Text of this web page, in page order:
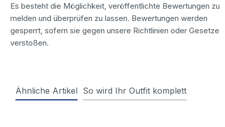
Es besteht die Möglichkeit, veröffentlichte Bewertungen zu
melden und überprüfen zu lassen. Bewertungen werden
gesperrt, sofern sie gegen unsere Richtlinien oder Gesetze
verstoßen.
Ähnliche Artikel So wird Ihr Outfit komplett